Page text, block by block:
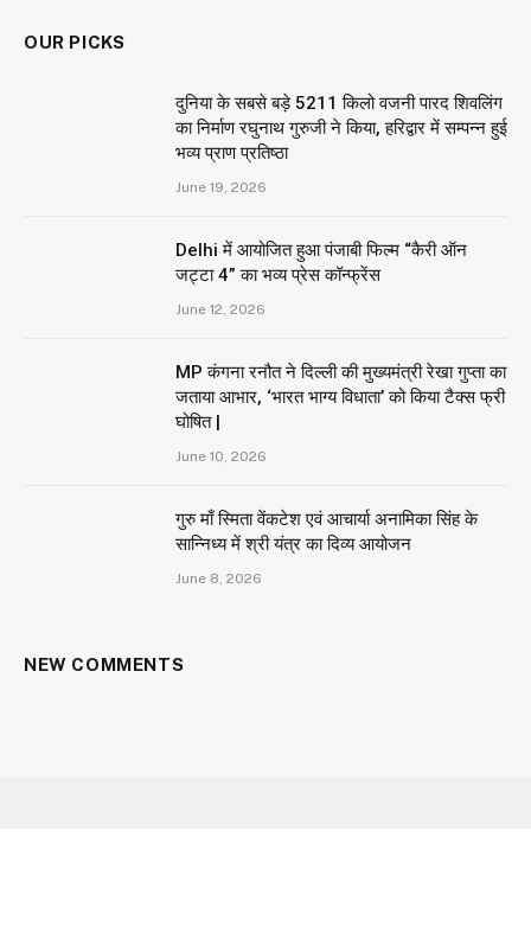
OUR PICKS
दुनिया के सबसे बड़े 5211 किलो वजनी पारद शिवलिंग
का निर्माण रघुनाथ गुरुजी ने किया, हरिद्वार में सम्पन्न हुई
भव्य प्राण प्रतिष्ठा
June 19, 2026
Delhi में आयोजित हुआ पंजाबी फिल्म “कैरी ऑन
जट्टा 4” का भव्य प्रेस कॉन्फ्रेंस
June 12, 2026
MP कंगना रनौत ने दिल्ली की मुख्यमंत्री रेखा गुप्ता का
जताया आभार, ‘भारत भाग्य विधाता’ को किया टैक्स फ्री
घोषित |
June 10, 2026
गुरु माँ स्मिता वेंकटेश एवं आचार्या अनामिका सिंह के
सान्निध्य में श्री यंत्र का दिव्य आयोजन
June 8, 2026
NEW COMMENTS